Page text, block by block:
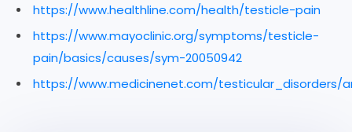
https://www.healthline.com/health/testicle-pain
https://www.mayoclinic.org/symptoms/testicle-
pain/basics/causes/sym-20050942
https://www.medicinenet.com/testicular_disorders/